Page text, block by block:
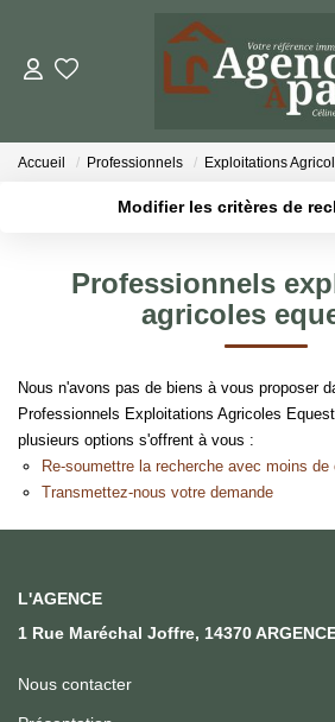
NOS BIENS
Locations
ESTIMER
PARRAINER UN
NOTRE
Accueil Professionnels Exploitations
Modifier les critères de
Budget
Professionnels
agricoles
Nous n'avons pas de biens à vous proposer
Professionnels Exploitations Agricoles
plusieurs options s'offrent à vous :
Re-soumettre la recherche avec moins de
Transmettez-nous votre demande
L'AGENCE
1 Rue Maréchal Joffre, 14370
Nous contacter